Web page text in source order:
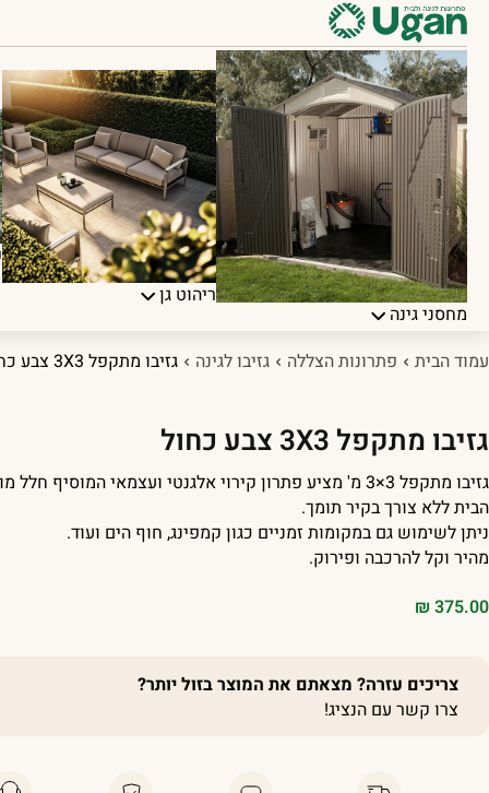
מחסני גינה
ריהוט גן
עמוד הבית פתרונות הצללה גזיבו לגינה גזיבו מתקפל 3X3 צבע כחול
גזיבו מתקפל 3X3 צבע כחול
₪ 375.00
גזיבו מתקפל 3×3 מ' מציע פתרון קירוי אלגנטי ועצמאי המוסיף
הבית ללא צורך בקיר תומך.
ניתן לשימוש גם במקומות זמניים כגון קמפינג, חוף הים ועוד.
מהיר וקל להרכבה ופירוק.
צריכים עזרה? מצאתם את המוצר בזול יותר?
צרו קשר עם הנציג!